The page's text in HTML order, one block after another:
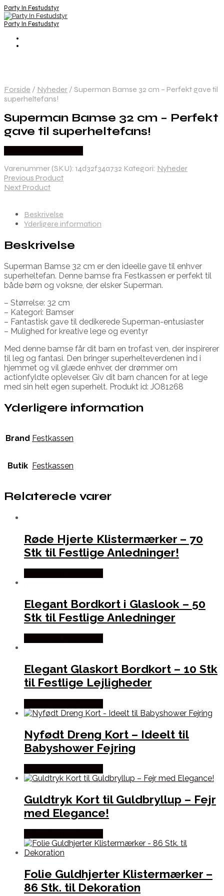
Party In Festudstyr
Party In Festudstyr
Forside / Nyheder / Superman Bamse 32 cm – Perfekt gave til
superheltefans!
Superman Bamse 32 cm – Perfekt
gave til superheltefans!
Varenummer (SKU): 14d32f34a732 Kategori: Nyheder
Previous Product
Next Product
Beskrivelse
Yderligere information
Beskrivelse
Superman Bamse 32 cm er den ideelle gave til enhver
superheltefan. Denne bamse fra Festkassen er perfekt til
både børn og voksne, der elsker Superman.
– Størrelse: 32 cm
– Kategori: Bamser
– Fantastisk gave til dedikerede Superman-entusiaster
– Mulighed for kreative lege og eventyr
Med denne bamse får dit barn en trofast ven, der inspirerer
til leg og fantasi. Den bringer superhelteverdenen ind i
hjemmet og vil glæde enhver, der drømmer om
actionfyldte oplevelser. Giv dit barn chancen for at lege
med sin helt egen superhelt. Produkt id: JO81268
Yderligere information
Brand Festkassen
Butik Festkassen
Relaterede varer
Røde Hjerte Klistermærker – 70
Stk til Festlige Anledninger!
Elegant Bordkort i Glaslook – 50
Stk til Festlige Anledninger
Elegant Glaskort Bordkort – 10 Stk
til Festlige Lejligheder
Nyfødt Dreng Kort – Ideelt til
Babyshower Fejring
Guldtryk Kort til Guldbryllup – Fejr
med Elegance!
Folie Guldhjerter Klistermærker –
86 Stk. til Dekoration